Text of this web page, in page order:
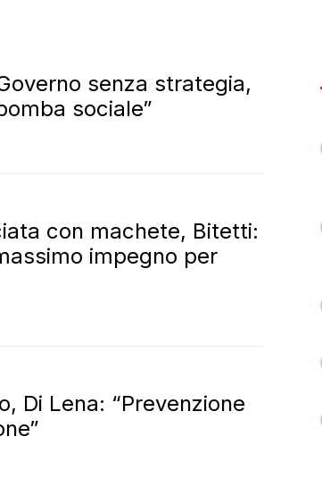
senza strategia,
sociale”
con machete, Bitetti:
impegno per
Di Lena: “Prevenzione